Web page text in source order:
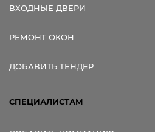
ВХОДНЫЕ ДВЕРИ
РЕМОНТ ОКОН
ДОБАВИТЬ ТЕНДЕР
СПЕЦИАЛИСТАМ